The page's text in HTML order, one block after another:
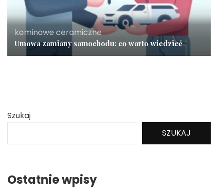
kominowe ceramiczne
Umowa zamiany samochodu: co warto wiedzieć
Szukaj
SZUKAJ
Ostatnie wpisy